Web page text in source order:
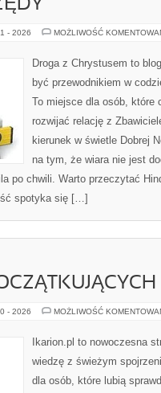
- 2026 MOŻLIWOŚĆ
Droga z Chrystusem to
być przewodnikiem w
To miejsce dla osób, które
rozwijać relację z
kierunek w świetle Dobrej
na tym, że wiara nie jest
po chwili. Warto przeczytać
spotyka się […]
- 2026 MOŻLIWOŚĆ
Ikarion.pl to nowoczesna
wiedzę z świeżym
dla osób, które lubią